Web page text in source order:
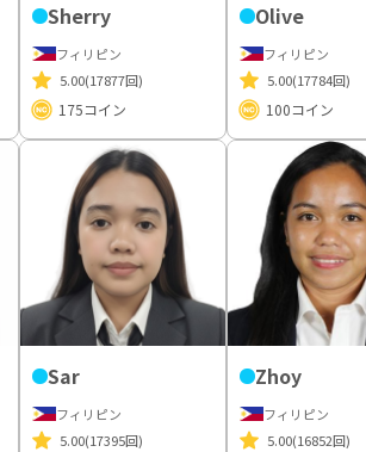
Sherry
フィリピン
5.00(17877回)
175コイン
Olive
フィリピン
5.00(17784回)
100コイン
Sar
フィリピン
5.00(17395回)
Zhoy
フィリピン
5.00(16852回)